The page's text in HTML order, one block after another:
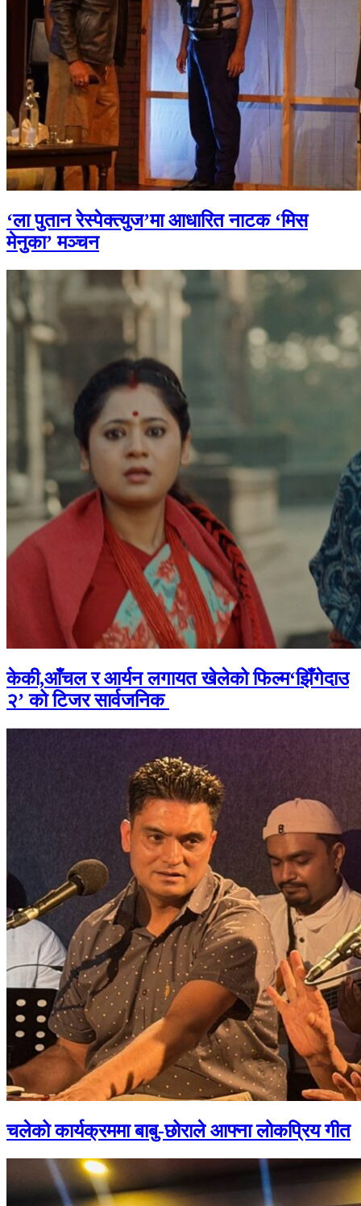
‘ला पुतान रेस्पेक्त्युज’मा आधारित नाटक ‘मिस
मेनुका’ मञ्चन
केकी,आँचल र आर्यन लगायत खेलेको फिल्म‘झिँगेदाउ
२’ को टिजर सार्वजनिक
चलेको कार्यक्रममा बाबु-छोराले आफ्ना लोकप्रिय गीत